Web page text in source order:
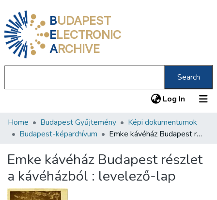
BUDAPEST
ELECTRONIC
ARCHIVE
Search
Log In (current)
Communities & Collections
Statistics
About us
Home Budapest Gyűjtemény
Képi dokumentumok
Budapest-képarchívum
Emke kávéház Budapest részlet a kávéházból : levelező-lap
Emke kávéház Budapest részlet
a kávéházból : levelező-lap